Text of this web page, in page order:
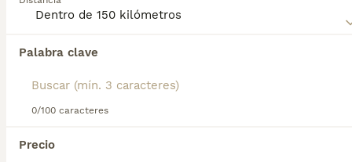
Palabra clave
0/100 caracteres
Precio
Lee nuestra
página de consejos de compra del
Encontramos 0 Chesapeake Bay Retriever
Barcelona.
Si deseas exactamente esta búsqueda guarda tu